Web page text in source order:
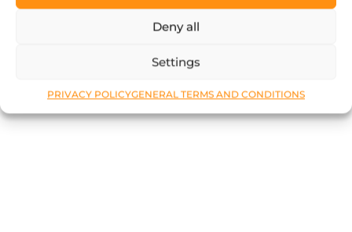
Deny all
Settings
PRIVACY POLICYGENERAL TERMS AND CONDITIONS